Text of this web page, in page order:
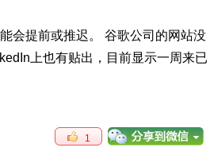
会提前或推迟。 谷歌公司的网站没
上也有贴出，目前显示一周来已
1